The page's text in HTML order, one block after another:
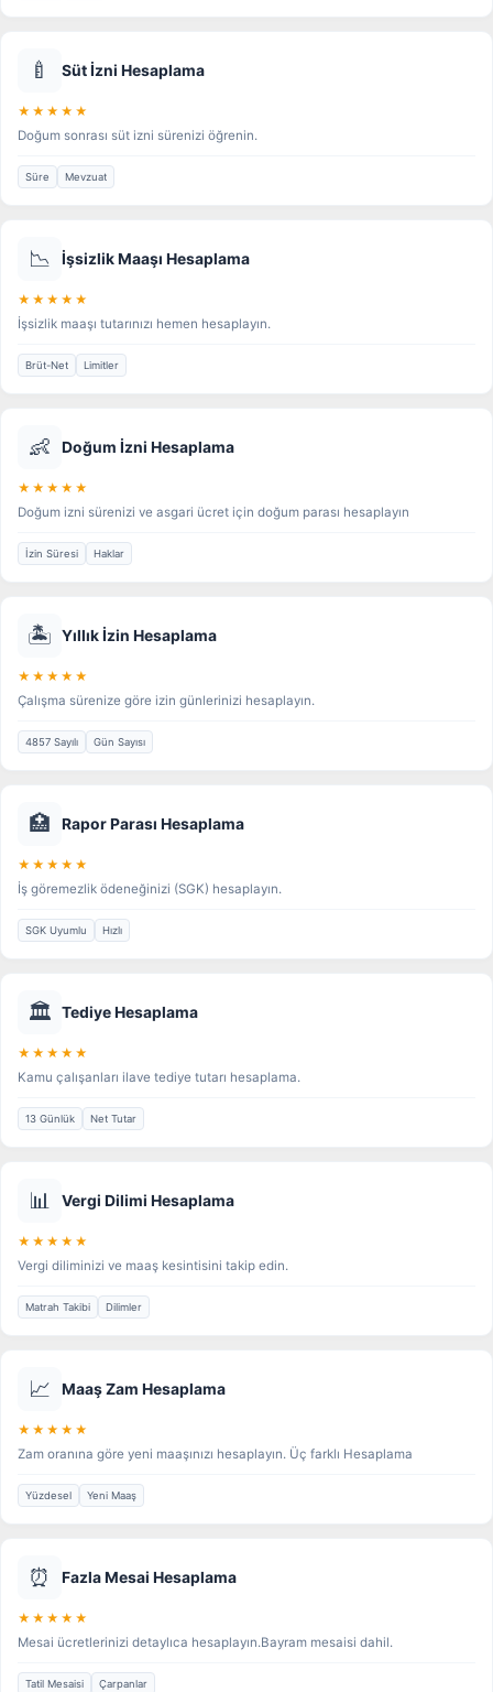
🍼 Süt İzni Hesaplama
★★★★★
Doğum sonrası süt izni sürenizi öğrenin.
Süre Mevzuat
📉 İşsizlik Maaşı Hesaplama
★★★★★
İşsizlik maaşı tutarınızı hemen hesaplayın.
Brüt-Net Limitler
👶 Doğum İzni Hesaplama
★★★★★
Doğum izni sürenizi ve asgari ücret için doğum parası hesaplayın
İzin Süresi Haklar
🏝️ Yıllık İzin Hesaplama
★★★★★
Çalışma sürenize göre izin günlerinizi hesaplayın.
4857 Sayılı Gün Sayısı
🏥 Rapor Parası Hesaplama
★★★★★
İş göremezlik ödeneğinizi (SGK) hesaplayın.
SGK Uyumlu Hızlı
🏛️ Tediye Hesaplama
★★★★★
Kamu çalışanları ilave tediye tutarı hesaplama.
13 Günlük Net Tutar
📊 Vergi Dilimi Hesaplama
★★★★★
Vergi diliminizi ve maaş kesintisini takip edin.
Matrah Takibi Dilimler
📈 Maaş Zam Hesaplama
★★★★★
Zam oranına göre yeni maaşınızı hesaplayın. Üç farklı Hesaplama
Yüzdesel Yeni Maaş
⏰ Fazla Mesai Hesaplama
★★★★★
Mesai ücretlerinizi detaylıca hesaplayın.Bayram mesaisi dahil.
Tatil Mesaisi Çarpanlar